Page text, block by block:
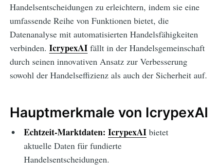
Handelsentscheidungen zu erleichtern, indem sie eine
umfassende Reihe von Funktionen bietet, die
Datenanalyse mit automatisierten Handelsfähigkeiten
verbinden. IcrypexAI fällt in der Handelsgemeinschaft
durch seinen innovativen Ansatz zur Verbesserung
sowohl der Handelseffizienz als auch der Sicherheit auf.
Hauptmerkmale von IcrypexAI
Echtzeit-Marktdaten: IcrypexAIbietet
aktuelle Daten für fundierte
Handelsentscheidungen.